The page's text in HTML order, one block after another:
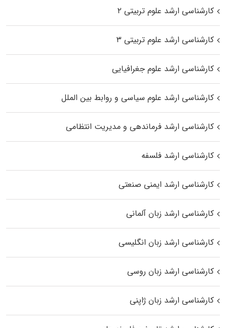
کارشناسی ارشد علوم تربیتی ۲
کارشناسی ارشد علوم تربیتی ۳
کارشناسی ارشد علوم جغرافیایی
کارشناسی ارشد علوم سیاسی و روابط بین الملل
کارشناسی ارشد فرماندهی و مدیریت انتظامی
کارشناسی ارشد فلسفه
کارشناسی ارشد ایمنی صنعتی
کارشناسی ارشد زبان آلمانی
کارشناسی ارشد زبان انگلیسی
کارشناسی ارشد زبان روسی
کارشناسی ارشد زبان ژاپنی